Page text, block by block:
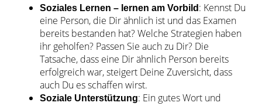
Soziales Lernen – lernen am Vorbild : Kennst Du
eine Person, die Dir ähnlich ist und das Examen
bereits bestanden hat? Welche Strategien haben
ihr geholfen? Passen Sie auch zu Dir? Die
Tatsache, dass eine Dir ähnlich Person bereits
erfolgreich war, steigert Deine Zuversicht, dass
auch Du es schaffen wirst.
Soziale Unterstützung: Ein gutes Wort und